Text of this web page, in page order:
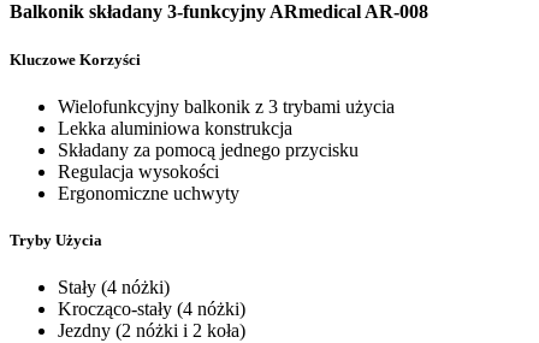
Balkonik składany 3-funkcyjny ARmedical AR-008
Kluczowe Korzyści
Wielofunkcyjny balkonik z 3 trybami użycia
Lekka aluminiowa konstrukcja
Składany za pomocą jednego przycisku
Regulacja wysokości
Ergonomiczne uchwyty
Tryby Użycia
Stały (4 nóżki)
Krocząco-stały (4 nóżki)
Jezdny (2 nóżki i 2 koła)